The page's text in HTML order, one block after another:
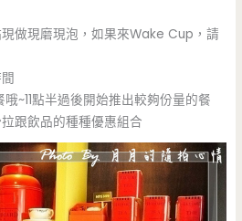
做現磨現泡，如果來Wake Cup，請
~11點半過後開始推出較夠份量的餐
跟飲品的種種優惠組合